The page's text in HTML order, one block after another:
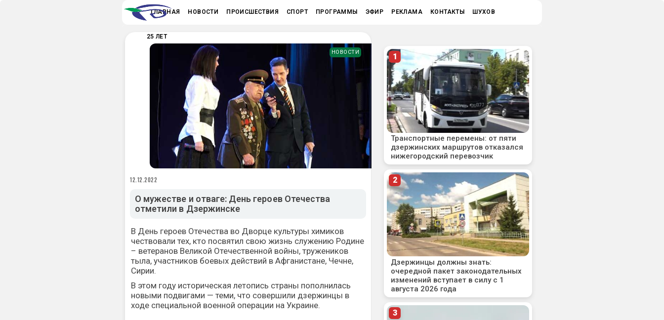
ГЛАВНАЯ НОВОСТИ ПРОИСШЕСТВИЯ СПОРТ ПРОГРАММЫ ЭФИР РЕКЛАМА КОНТАКТЫ ШУХОВ
25 ЛЕТ
НОВОСТИ
12.12.2022
О мужестве и отваге: День героев Отечества
отметили в Дзержинске
В День героев Отечества во Дворце культуры химиков
чествовали тех, кто посвятил свою жизнь служению Родине
– ветеранов Великой Отечественной войны, тружеников
тыла, участников боевых действий в Афганистане, Чечне,
Сирии.
В этом году историческая летопись страны пополнилась
новыми подвигами — теми, что совершили дзержинцы в
ходе специальной военной операции на Украине.